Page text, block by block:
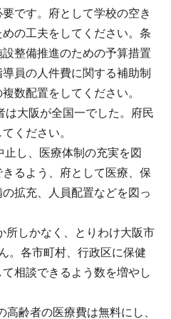
です。府として学校の空き
の工夫をしてください。条
整備推進のための予算措置
員の人件費に関する補助制
数配置をしてください。
は大阪が全国一でした。府民
ください。
し、医療体制の充実を図
るよう、府として医療、保
拡充、人員配置などを図っ
所しかなく、とりわけ大阪市
。各市町村、行政区に保健
相談できるよう数を増やし
齢者の医療費は無料にし、